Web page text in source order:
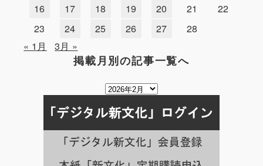
16
17 18 19 20 21
22
23
24 25 26 27
28
« 1月
3月 »
掲載月別の記事一覧へ
掲
月
別
の